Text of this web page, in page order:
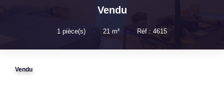
Pré-Estimation
Vendu
1 pièce(s) • 21 m² • Réf : 4615
Vendu